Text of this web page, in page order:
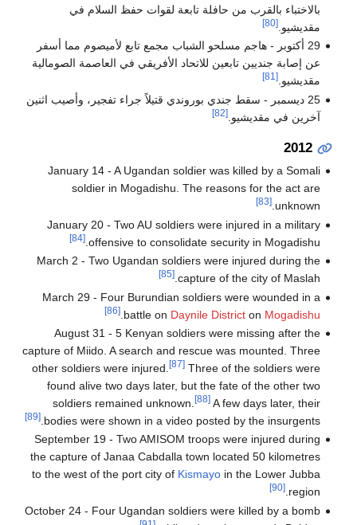
بالاختباء بالقرب من حافلة تابعة لقوات حفظ السلام في
مقديشيو.[80]
29 أكتوبر - هاجم مسلحو الشباب مجمع تابع لأميصوم مما أسفر
عن إصابة جنديين تابعين للاتحاد الأفريقي في العاصمة الصومالية
مقديشيو.[81]
25 ديسمبر - سقط جندي بوروندي قتيلاً جراء تفجير، وأصيب اثنين
آخرين في مقديشيو.[82]
2012
January 14 - A Ugandan soldier was killed by a Somali
soldier in Mogadishu. The reasons for the act are
unknown.
[83]
January 20 - Two AU soldiers were injured in a military
offensive to consolidate security in Mogadishu.
[84]
March 2 - Two Ugandan soldiers were injured during the
capture of the city of Maslah.
[85]
March 29 - Four Burundian soldiers were wounded in a
battle on Daynile Districton Mogadishu
.
[86]
August 31 - 5 Kenyan soldiers were missing after the
capture of Miido. A search and rescue was mounted. Three
other soldiers were injured.
[87]Three of the soldiers were
found alive two days later, but the fate of the other two
soldiers remained unknown.
[88]A few days later, their
bodies were shown in a video posted by the insurgents.
[89]
September 19 - Two AMISOM troops were injured during
the capture of Janaa Cabdalla town located 50 kilometres
to the west of the port city of Kismayoin the Lower Jubba
region.
[90]
October 24 - Four Ugandan soldiers were killed by a bomb